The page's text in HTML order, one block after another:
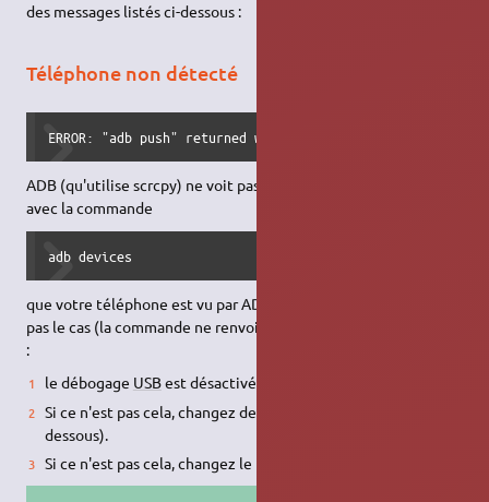
des messages listés ci-dessous :
Téléphone non détecté
ERROR: "adb push" returned with value 1
ADB (qu'utilise scrcpy) ne voit pas votre téléphone. Vérifiez
avec la commande
adb devices
que votre téléphone est vu par ADB. Si ce n'est effectivement
pas le cas (la commande ne renvoi rien), il faut trouver la raison
:
le débogage USBest désactivé sur le smartphone.
Si ce n'est pas cela, changez de câble
dessous).
Si ce n'est pas cela, changez le port